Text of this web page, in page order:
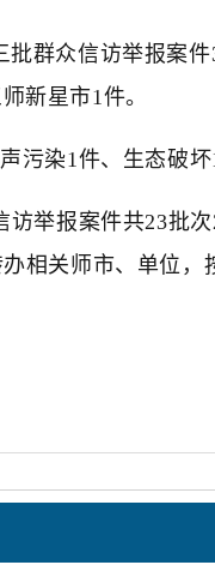
群众信访举报案
新星市1件。
污染1件、生态破坏
举报案件共23批
相关师市、单位，